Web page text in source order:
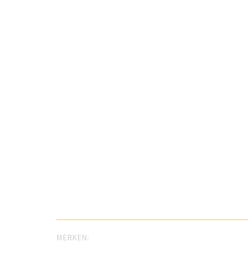
MERKEN: